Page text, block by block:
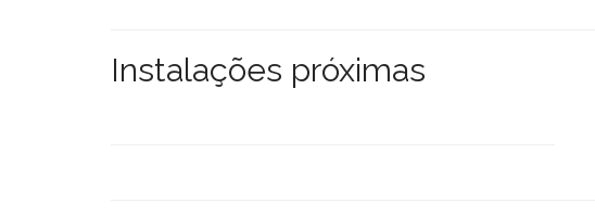
Instalações próximas